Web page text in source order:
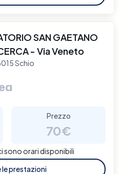
SAN GAETANO
- Via Veneto
Schio
Prezzo
70€
sono orari disponibili
prestazioni